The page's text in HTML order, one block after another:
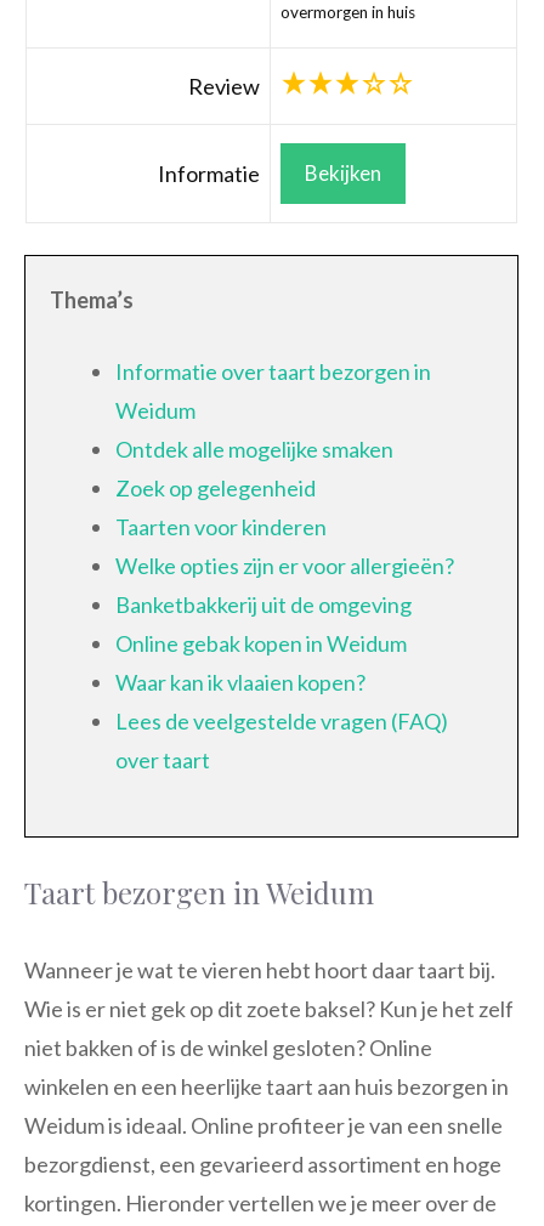
overmorgen in huis
Review
Informatie Bekijken
Thema’s
Informatie over taart bezorgen in
Weidum
Ontdek alle mogelijke smaken
Zoek op gelegenheid
Taarten voor kinderen
Welke opties zijn er voor allergieën?
Banketbakkerij uit de omgeving
Online gebak kopen in Weidum
Waar kan ik vlaaien kopen?
Lees de veelgestelde vragen (FAQ)
over taart
Taart bezorgen in Weidum
Wanneer je wat te vieren hebt hoort daar taart bij.
Wie is er niet gek op dit zoete baksel? Kun je het zelf
niet bakken of is de winkel gesloten? Online
winkelen en een heerlijke taart aan huis bezorgen in
Weidum is ideaal. Online profiteer je van een snelle
bezorgdienst, een gevarieerd assortiment en hoge
kortingen. Hieronder vertellen we je meer over de